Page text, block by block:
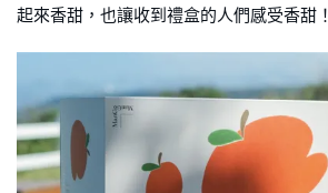
起來香甜，也讓收到禮盒的人們感受香甜！